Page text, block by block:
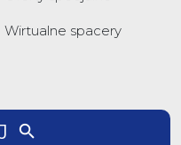
Wirtualne spacery